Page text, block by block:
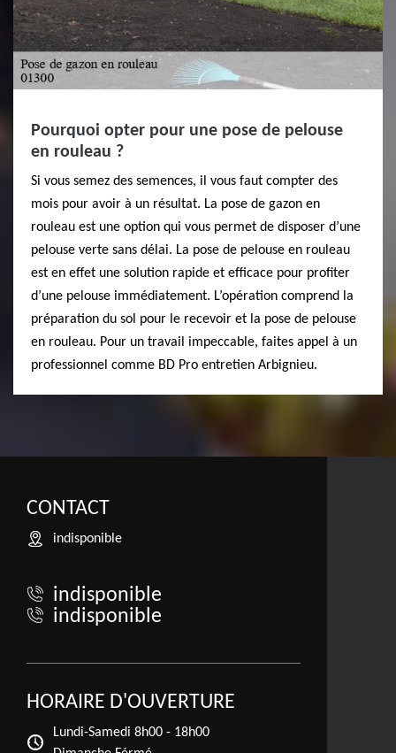
Pourquoi opter pour une pose de pelouse
en rouleau ?
Si vous semez des semences, il vous faut compter des
mois pour avoir à un résultat. La pose de gazon en
rouleau est une option qui vous permet de disposer d’une
pelouse verte sans délai. La pose de pelouse en rouleau
est en effet une solution rapide et efficace pour profiter
d’une pelouse immédiatement. L’opération comprend la
préparation du sol pour le recevoir et la pose de pelouse
en rouleau. Pour un travail impeccable, faites appel à un
professionnel comme BD Pro entretien Arbignieu.
CONTACT
indisponible
indisponible
indisponible
HORAIRE D'OUVERTURE
Lundi-Samedi 8h00 - 18h00